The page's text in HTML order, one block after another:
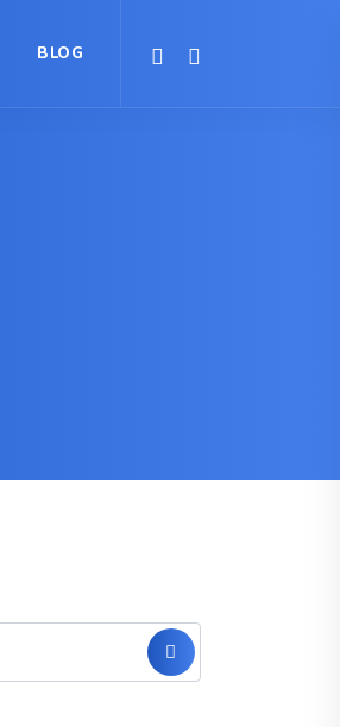
BLOG